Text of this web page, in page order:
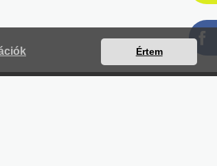
Értem